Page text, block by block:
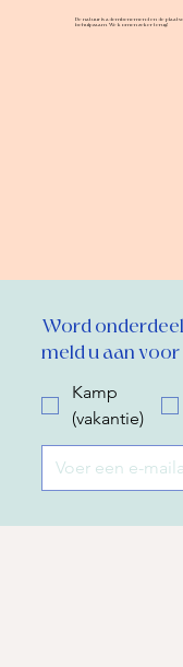
De natuur is adembenemend en de
behulpzaam. We komen zeker terug!
Word
meld u aan
Kamp
(vakantie)